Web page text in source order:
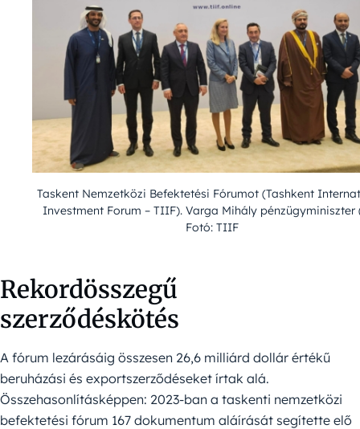
Taskent Nemzetközi Befektetési Fórumot (Tashkent
Investment Forum – TIIF). Varga Mihály pénzügyminiszter
Fotó: TIIF
Rekordösszegű
szerződéskötés
A fórum lezárásáig összesen 26,6 milliárd dollár értékű
beruházási és exportszerződéseket írtak alá.
Összehasonlításképpen: 2023-ban a taskenti nemzetközi
befektetési fórum 167 dokumentum aláírását segítette elő